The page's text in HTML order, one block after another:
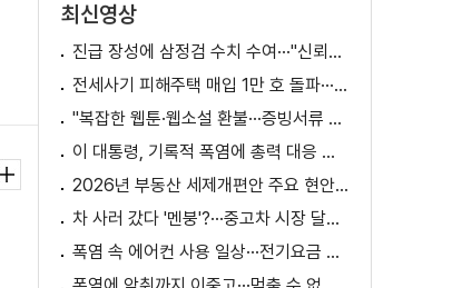
최신영상
진급 장성에 삼정검 수치 수여···"신뢰회복 애써달라"
전세사기 피해주택 매입 1만 호 돌파···피해 지원 속도
"복잡한 웹툰·웹소설 환불···증빙서류 요구까지"
이 대통령, 기록적 폭염에 총력 대응 지시 [외신에 비친 한국]
2026년 부동산 세제개편안 주요 현안 팩트체크 [K-정책 사용법]
차 사러 갔다 '멘붕'?···중고차 시장 달라진다
폭염 속 에어컨 사용 일상···전기요금 줄이려면?